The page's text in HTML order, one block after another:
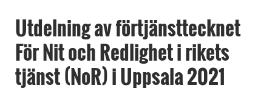
Utdelning av förtjänsttecknet
För Nit och Redlighet i rikets
tjänst (NoR) i Uppsala 2021